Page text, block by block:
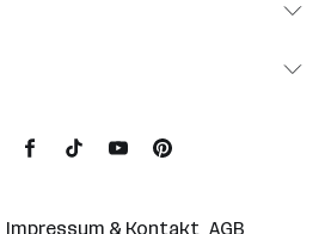
Impressum & Kontakt AGB